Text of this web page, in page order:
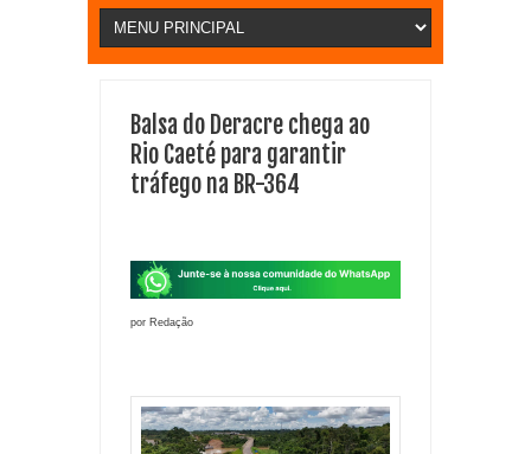
Balsa do Deracre chega ao
Rio Caeté para garantir
tráfego na BR-364
por Redação